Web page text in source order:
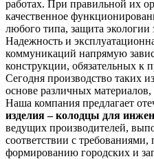
работах. При правильной их
качественное
любого типа, защита экологии
Надежность и
коммуникаций напрямую
конструкции, обязательных к
Сегодня производство таких
основе различных
Наша компания предлагает
изделия – колодцы для
ведущих производителей,
соответствии с
формированию городских и